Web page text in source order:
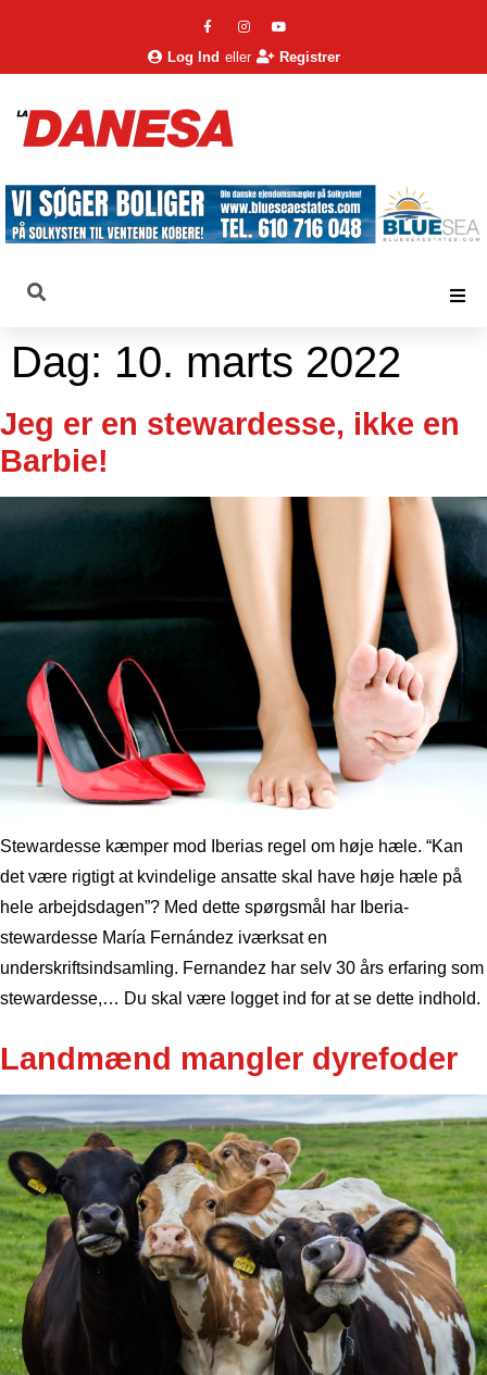
Log Ind eller Registrer
Dag: 10. marts 2022
Jeg er en stewardesse, ikke en
Barbie!
Stewardesse kæmper mod Iberias regel om høje hæle. “Kan
det være rigtigt at kvindelige ansatte skal have høje hæle på
hele arbejdsdagen”? Med dette spørgsmål har Iberia-
stewardesse María Fernández iværksat en
underskriftsindsamling. Fernandez har selv 30 års erfaring som
stewardesse,… Du skal være logget ind for at se dette indhold.
Landmænd mangler dyrefoder